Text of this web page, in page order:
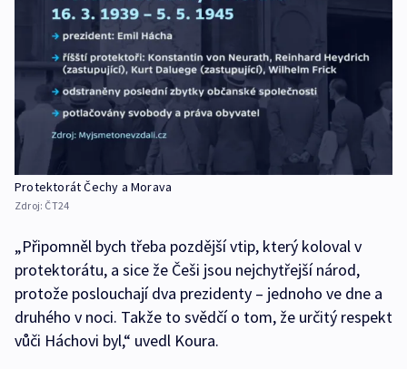
Protektorát Čechy a Morava
Zdroj: ČT24
„Připomněl bych třeba pozdější vtip, který koloval v
protektorátu, a sice že Češi jsou nejchytřejší národ,
protože poslouchají dva prezidenty – jednoho ve dne a
druhého v noci. Takže to svědčí o tom, že určitý respekt
vůči Háchovi byl,“ uvedl Koura.